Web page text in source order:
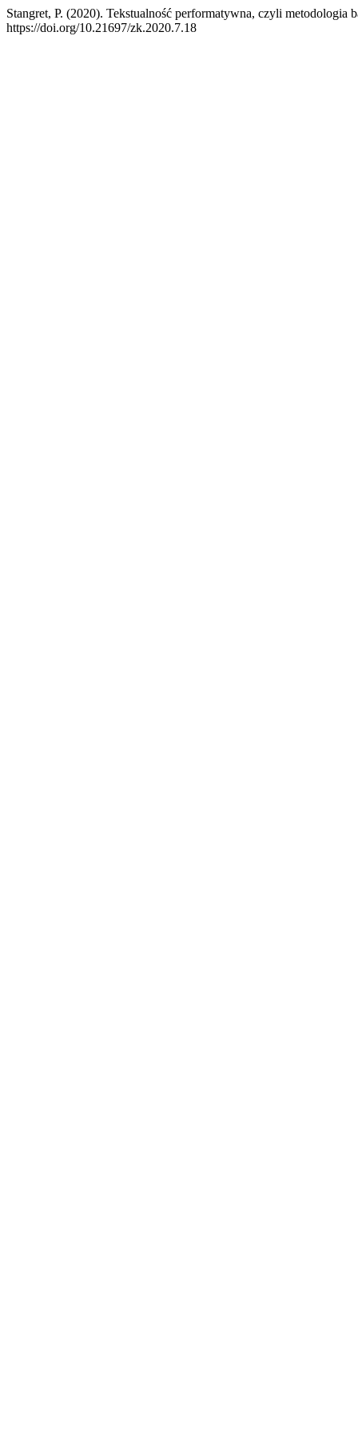
Stangret, P. (2020). Tekstualność performatywna, czyli metodologia
https://doi.org/10.21697/zk.2020.7.18